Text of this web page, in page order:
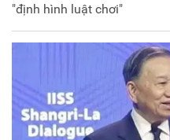
"định hình luật chơi"